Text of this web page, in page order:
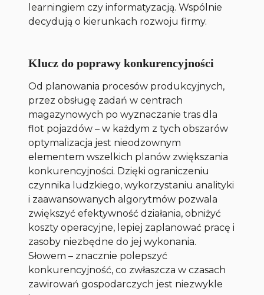
learningiem czy informatyzacją. Wspólnie
decydują o kierunkach rozwoju firmy.
Klucz do poprawy konkurencyjności
Od planowania procesów produkcyjnych,
przez obsługę zadań w centrach
magazynowych po wyznaczanie tras dla
flot pojazdów – w każdym z tych obszarów
optymalizacja jest nieodzownym
elementem wszelkich planów zwiększania
konkurencyjności. Dzięki ograniczeniu
czynnika ludzkiego, wykorzystaniu analityki
i zaawansowanych algorytmów pozwala
zwiększyć efektywność działania, obniżyć
koszty operacyjne, lepiej zaplanować pracę i
zasoby niezbędne do jej wykonania.
Słowem – znacznie polepszyć
konkurencyjność, co zwłaszcza w czasach
zawirowań gospodarczych jest niezwykle